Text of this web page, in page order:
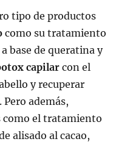
tipo de productos
como su tratamiento
base de queratina y
capilarcon el
y recuperar
además,
como el tratamiento
alisado al cacao,